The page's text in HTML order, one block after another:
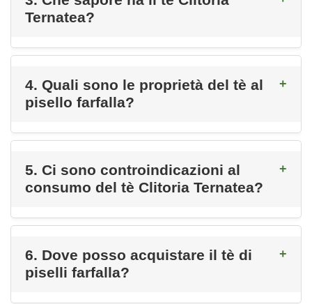
Ternatea?
4. Quali sono le proprietà del tè al
pisello farfalla?
5. Ci sono controindicazioni al
consumo del tè Clitoria Ternatea?
6. Dove posso acquistare il tè di
piselli farfalla?